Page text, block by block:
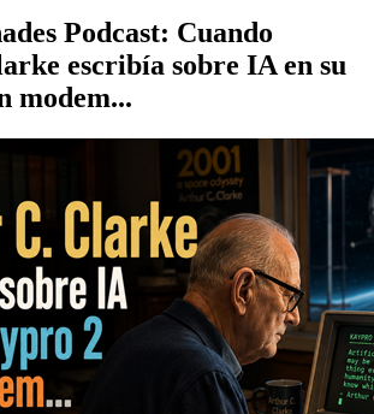
Podcast: Cuando
escribía sobre IA en su
modem...